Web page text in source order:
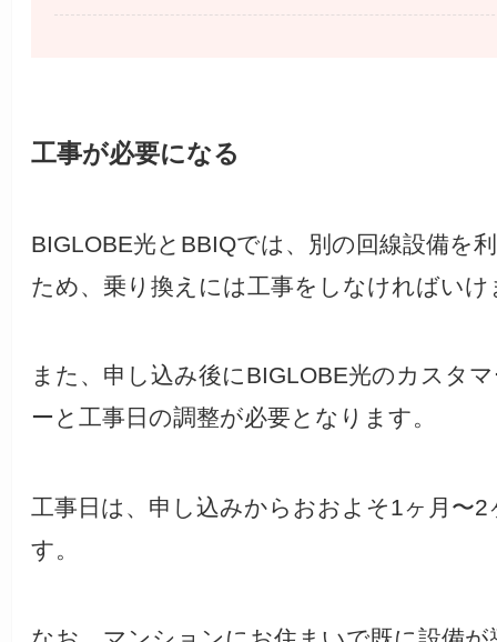
工事が必要になる
BIGLOBE光とBBIQでは、別の回線設備を
ため、乗り換えには工事をしなければいけ
また、申し込み後にBIGLOBE光のカスタ
ーと工事日の調整が必要となります。
工事日は、申し込みからおおよそ1ヶ月〜2
す。